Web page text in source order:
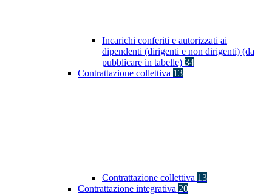
Incarichi conferiti e autorizzati ai
dipendenti (dirigenti e non dirigenti) (da
pubblicare in tabelle) 34
Contrattazione collettiva 13
Contrattazione collettiva 13
Contrattazione integrativa 20